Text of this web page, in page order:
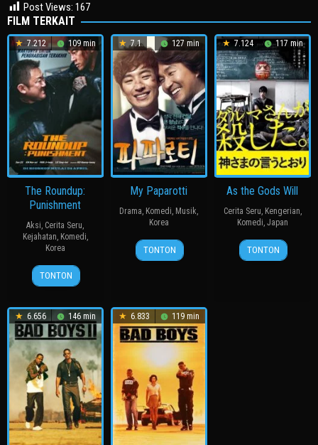
Post Views: 167
FILM TERKAIT
7.212 109 min
The Roundup:
Punishment
Aksi, Cerita Seru,
Kejahatan, Komedi,
Korea
24
Apr
허
명
TONTON
7.1 127 min
My Paparotti
Drama, Komedi, Musik,
Korea
14
Mar
윤
종
TONTON
7.124 117 min
As the Gods Will
Cerita Seru, Kengerian,
Komedi, Japan
15
Nov
三
池
TONTON
6.656 146 min 6.833 119 min